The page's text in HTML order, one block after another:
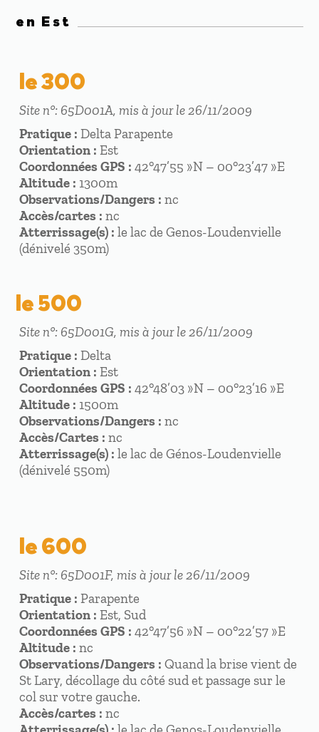
en Est
le 300
Site n°: 65D001A, mis à jour le 26/11/2009
Pratique : Delta Parapente
Orientation : Est
Coordonnées GPS : 42°47’55 »N – 00°23’47 »E
Altitude : 1300m
Observations/Dangers : nc
Accès/cartes : nc
Atterrissage(s) :le lac de Genos-Loudenvielle
(dénivelé 350m)
le 500
Site n°: 65D001G, mis à jour le 26/11/2009
Pratique : Delta
Orientation : Est
Coordonnées GPS : 42°48’03 »N – 00°23’16 »E
Altitude : 1500m
Observations/Dangers : nc
Accès/Cartes : nc
Atterrissage(s) :le lac de Génos-Loudenvielle
(dénivelé 550m)
le 600
Site n°: 65D001F, mis à jour le 26/11/2009
Pratique : Parapente
Orientation : Est, Sud
Coordonnées GPS : 42°47’56 »N – 00°22’57 »E
Altitude : nc
Observations/Dangers : Quand la brise vient de
St Lary, décollage du côté sud et passage sur le
col sur votre gauche.
Accès/cartes : nc